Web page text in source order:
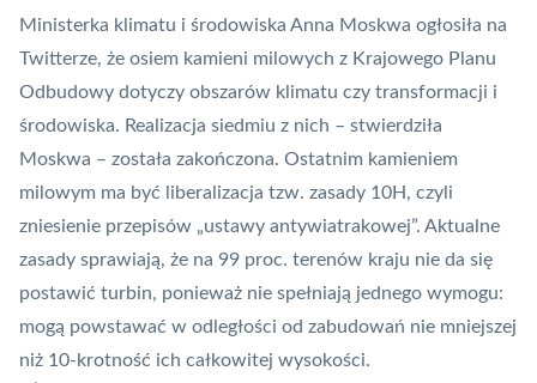
Ministerka klimatu i środowiska Anna Moskwa ogłosiła na
Twitterze, że osiem kamieni milowych z Krajowego Planu
Odbudowy dotyczy obszarów klimatu czy transformacji i
środowiska. Realizacja siedmiu z nich – stwierdziła
Moskwa – została zakończona. Ostatnim kamieniem
milowym ma być liberalizacja tzw. zasady 10H, czyli
zniesienie przepisów „ustawy antywiatrakowej”. Aktualne
zasady sprawiają, że na 99 proc. terenów kraju nie da się
postawić turbin, ponieważ nie spełniają jednego wymogu:
mogą powstawać w odległości od zabudowań nie mniejszej
niż 10-krotność ich całkowitej wysokości.